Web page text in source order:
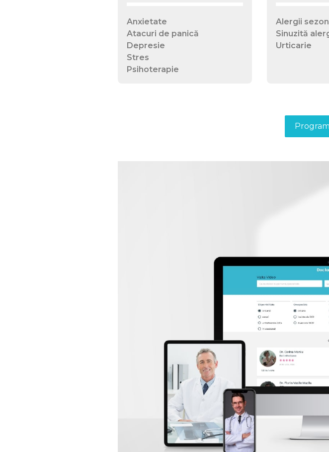
Anxietate
Atacuri de panică
Depresie
Stres
Psihoterapie
Alergii
Sinuzită
Urticarie